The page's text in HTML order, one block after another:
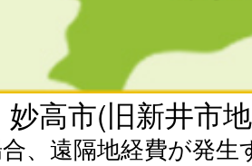
高市(旧新井市
、遠隔地経費が発